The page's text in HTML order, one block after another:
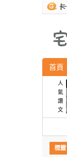
首頁
人
氣
讚
文